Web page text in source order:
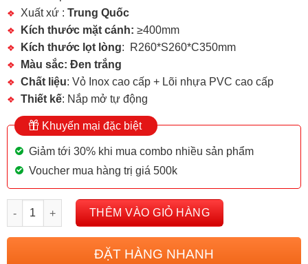
Xuất xứ : Trung Quốc
Kích thước mặt cánh: ≥400mm
Kích thước lọt lòng: R260*S260*C350mm
Màu sắc: Đen trắng
Chất liệu: Vỏ Inox cao cấp + Lõi nhựa PVC cao cấp
Thiết kế: Nắp mở tự động
Khuyến mại đặc biệt
Giảm tới 30% khi mua combo nhiều sản phẩm
Voucher mua hàng trị giá 500k
Thùng Rác Đơn 7L số lượngTHÊM VÀO GIỎ HÀNG
ĐẶT HÀNG NHANH